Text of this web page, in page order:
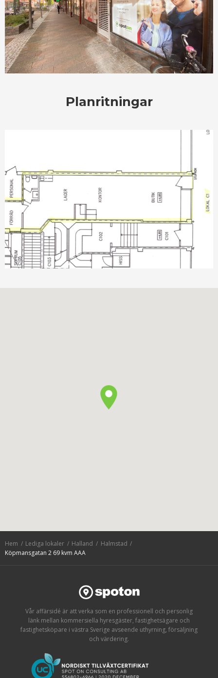
Planritningar
Hem Lediga lokaler Halland
Halmstad
Köpmansgatan 2 69 kvm AAA
Vår affärsidé är att verka som en professionell och personlig
länk mellan kommersiella hyresgäster, fastighetsägare och
fastighetsköpare i västra Sverige avseende uthyrning, försäljning
och värdering.